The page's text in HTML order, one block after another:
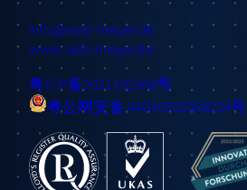
info@sieb-meyer.de
www.sieb-meyer.de
粤ICP备2021102368号
粤公网安备 44030502008234号